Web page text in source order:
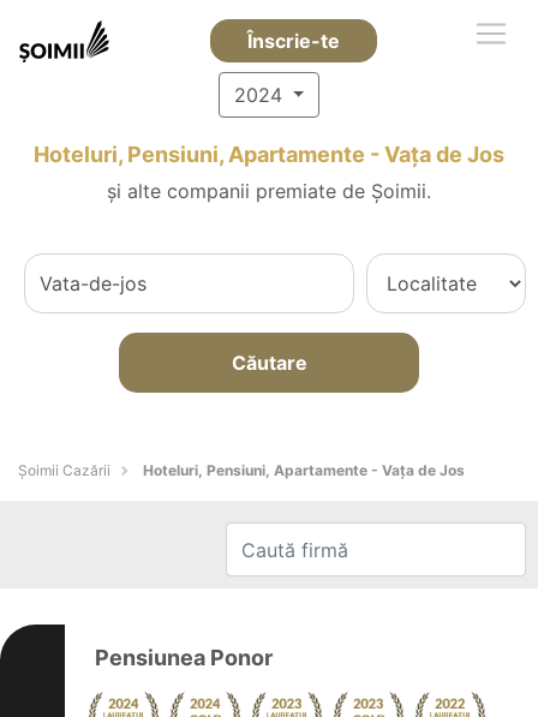
Înscrie-te
2024
Hoteluri, Pensiuni, Apartamente - Vaţa de Jos
și alte companii premiate de Șoimii.
Căutare
Șoimii Cazării Hoteluri, Pensiuni, Apartamente - Vaţa de Jos
Pensiunea Ponor